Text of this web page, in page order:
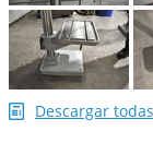
Descargar